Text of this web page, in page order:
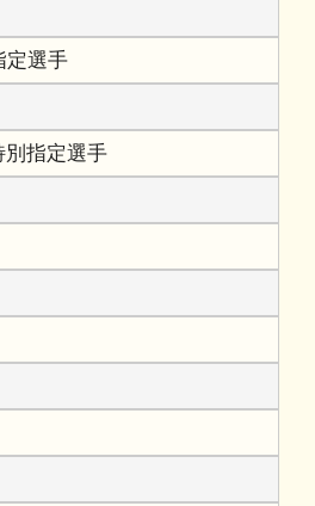
定選手
指定選手